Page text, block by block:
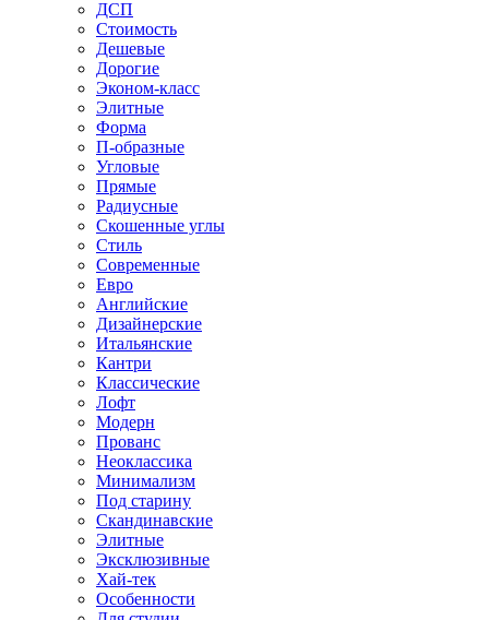
ДСП
Стоимость
Дешевые
Дорогие
Эконом-класс
Элитные
Форма
П-образные
Угловые
Прямые
Радиусные
Скошенные углы
Стиль
Современные
Евро
Английские
Дизайнерские
Итальянские
Кантри
Классические
Лофт
Модерн
Прованс
Неоклассика
Минимализм
Под старину
Скандинавские
Элитные
Эксклюзивные
Хай-тек
Особенности